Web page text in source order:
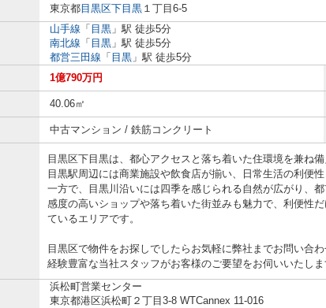
東京都目黒区下目黒 １丁目6-5
山手線 「 目黒 」駅 徒歩5分
南北線 「 目黒 」駅 徒歩5分
都営三田線 「 目黒 」駅 徒歩5分
1億790万円
40.06㎡
中古マンション / 鉄筋コンクリート
目黒区下目黒は、都心アクセスと落ち着いた住環境を兼ね備
目黒駅周辺には商業施設や飲食店が揃い、日常生活の利便性
一方で、目黒川沿いには四季を感じられる自然が広がり、
感度の高いショップや落ち着いた街並みも魅力で、利便性
ているエリアです。
目黒区で物件をお探しでしたらお気軽に弊社までお問い合わ
経験豊富な当社スタッフがお客様のご要望をお伺いいたしま
浜松町営業センター
東京都港区浜松町２丁目3-8 WTCannex 11-016